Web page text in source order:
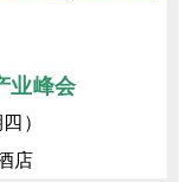
业峰会
）
店